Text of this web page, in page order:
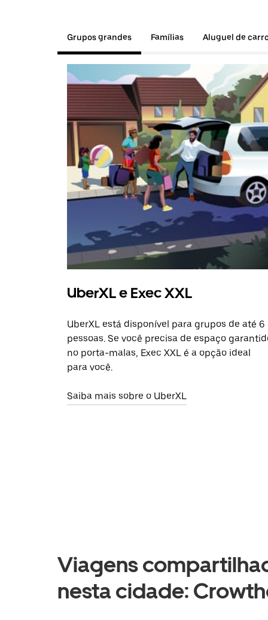
Grupos grandes Famílias Aluguel de
UberXL e Exec XXL
UberXL está disponível para grupos de até 6
pessoas. Se você precisa de espaço
no porta-malas, Exec XXL é a opção ideal
para você.
Saiba mais sobre o UberXL
Viagens
nesta cidade: